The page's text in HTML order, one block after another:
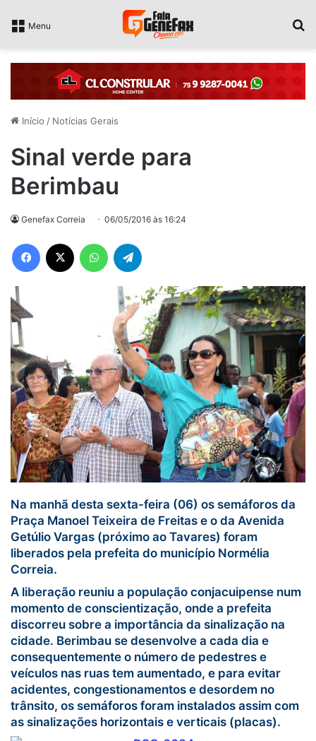
Menu
Início / Notícias Gerais
Sinal verde para
Berimbau
Genefax Correia 06/05/2016 às 16:24
Facebook WhatsApp
Na manhã desta sexta-feira (06) os semáforos da
Praça Manoel Teixeira de Freitas e o da Avenida
Getúlio Vargas (próximo ao Tavares) foram
liberados pela prefeita do município Normélia
Correia.
A liberação reuniu a população conjacuipense num
momento de conscientização, onde a prefeita
discorreu sobre a importância da sinalização na
cidade. Berimbau se desenvolve a cada dia e
consequentemente o número de pedestres e
veículos nas ruas tem aumentado, e para evitar
acidentes, congestionamentos e desordem no
trânsito, os semáforos foram instalados assim com
as sinalizações horizontais e verticais (placas).